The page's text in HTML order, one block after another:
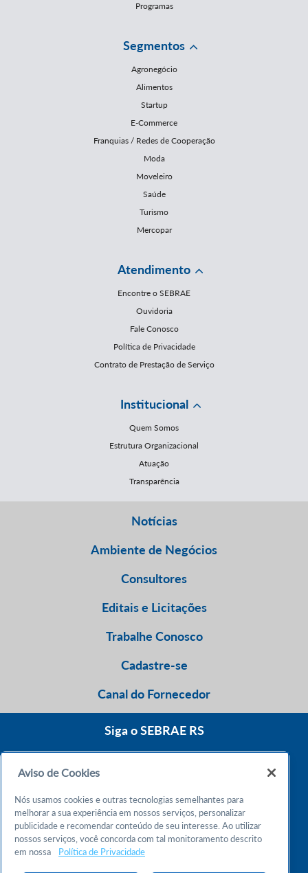
Programas
Segmentos
Agronegócio
Alimentos
Startup
E-Commerce
Franquias / Redes de Cooperação
Moda
Moveleiro
Saúde
Turismo
Mercopar
Atendimento
Encontre o SEBRAE
Ouvidoria
Fale Conosco
Política de Privacidade
Contrato de Prestação de Serviço
Institucional
Quem Somos
Estrutura Organizacional
Atuação
Transparência
Notícias
Ambiente de Negócios
Consultores
Editais e Licitações
Trabalhe Conosco
Cadastre-se
Canal do Fornecedor
Siga o SEBRAE RS
Atendimento 24h
Chame no WhatsApp
Aviso de Cookies
Nós usamos cookies e outras tecnologias semelhantes para
melhorar a sua experiência em nossos serviços, personalizar
publicidade e recomendar conteúdo de seu interesse. Ao utilizar
nossos serviços, você concorda com tal monitoramento descrito
em nossa
Política de Privacidade